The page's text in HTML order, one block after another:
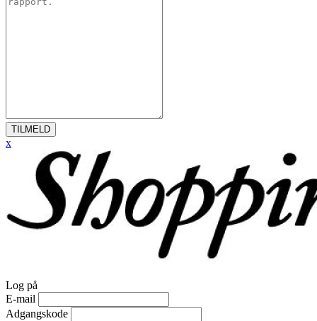
TILMELD
x
Log på
E-mail
Adgangskode